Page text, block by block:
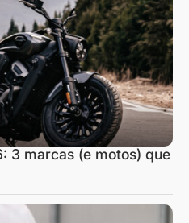
3 marcas (e motos) que